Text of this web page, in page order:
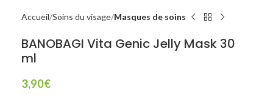
Accueil Soins du visage Masques de soins
BANOBAGI Vita Genic Jelly Mask 30
ml
3,90€